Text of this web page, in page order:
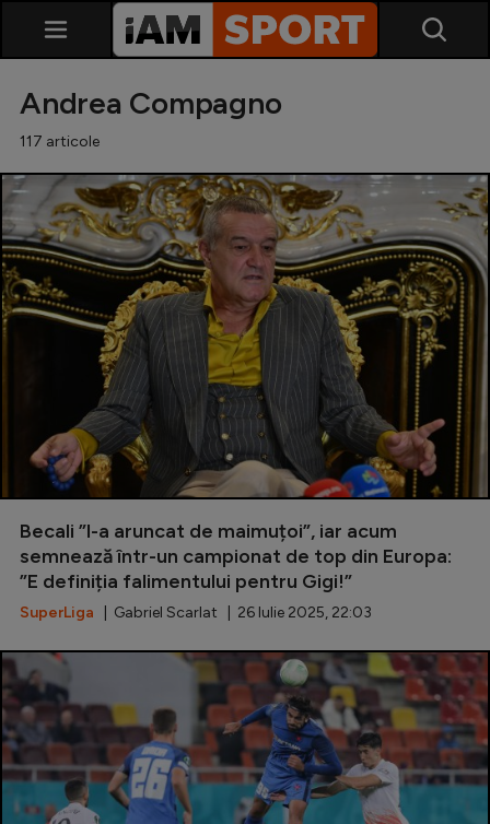
SuperLiga
Liga 2
Cupa României
Echipa Națională
U21
Fotbal feminin
Special
Diverse
Inedit
Clasamente
Champions League
Europa League
Andrea Compagno
117 articole
Becali ”l-a aruncat de maimuțoi”, iar acum
semnează într-un campionat de top din Europa:
”E definiția falimentului pentru Gigi!”
SuperLiga | Gabriel Scarlat | 26 Iulie 2025, 22:03